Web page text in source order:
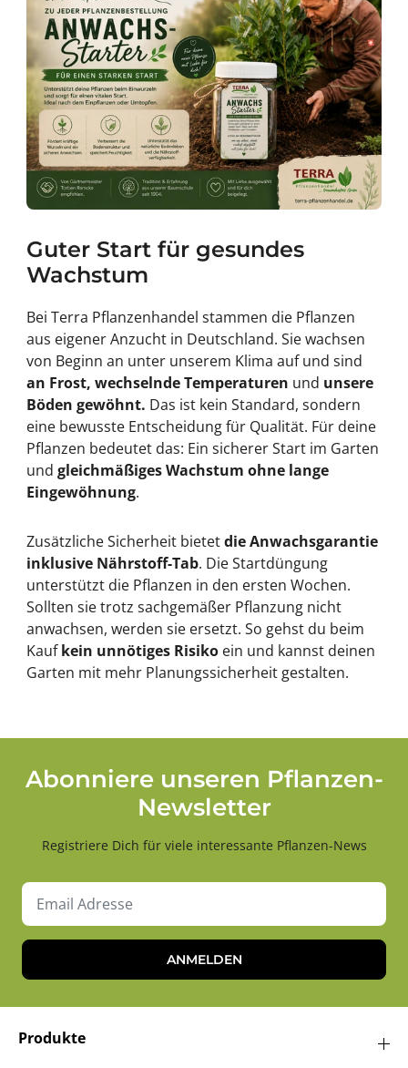
Guter Start für gesundes
Wachstum
Bei Terra Pflanzenhandel stammen die Pflanzen
aus eigener Anzucht in Deutschland. Sie wachsen
von Beginn an unter unserem Klima auf und sind
an Frost, wechselnde Temperaturen und unsere
Böden gewöhnt. Das ist kein Standard, sondern
eine bewusste Entscheidung für Qualität. Für deine
Pflanzen bedeutet das: Ein sicherer Start im Garten
und gleichmäßiges Wachstum ohne lange
Eingewöhnung.
Zusätzliche Sicherheit bietetdie Anwachsgarantie
inklusive Nährstoff-Tab. Die Startdüngung
unterstützt die Pflanzen in den ersten Wochen.
Sollten sie trotz sachgemäßer Pflanzung nicht
anwachsen, werden sie ersetzt. So gehst du beim
Kaufkein unnötiges Risiko ein und kannst deinen
Garten mit mehr Planungssicherheit gestalten.
Abonniere unseren Pflanzen-
Newsletter
Registriere Dich für viele interessante Pflanzen-News
ANMELDEN
Produkte